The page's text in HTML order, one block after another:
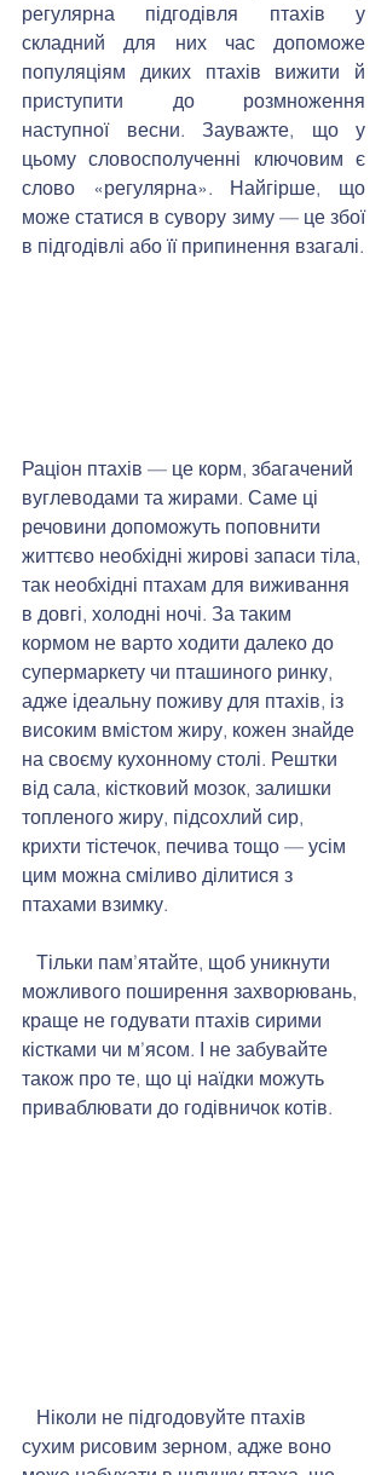
регулярна підгодівля птахів у
складний для них час допоможе
популяціям диких птахів вижити й
приступити до розмноження
наступної весни. Зауважте, що у
цьому словосполученні ключовим є
слово «регулярна». Найгірше, що
може статися в сувору зиму — це збої
в підгодівлі або її припинення взагалі.
Раціон птахів — це корм, збагачений
вуглеводами та жирами. Саме ці
речовини допоможуть поповнити
життєво необхідні жирові запаси тіла,
так необхідні птахам для виживання
в довгі, холодні ночі. За таким
кормом не варто ходити далеко до
супермаркету чи пташиного ринку,
адже ідеальну поживу для птахів, із
високим вмістом жиру, кожен знайде
на своєму кухонному столі. Рештки
від сала, кістковий мозок, залишки
топленого жиру, підсохлий сир,
крихти тістечок, печива тощо — усім
цим можна сміливо ділитися з
птахами взимку.
можливого поширення захворювань,
краще не годувати птахів сирими
кістками чи м’ясом. І не забувайте
також про те, що ці наїдки можуть
приваблювати до годівничок котів.
сухим рисовим зерном, адже воно